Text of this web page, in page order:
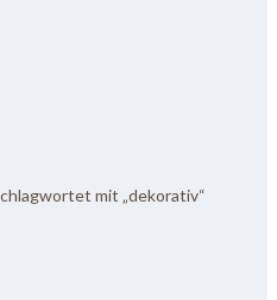
mit „dekorativ“